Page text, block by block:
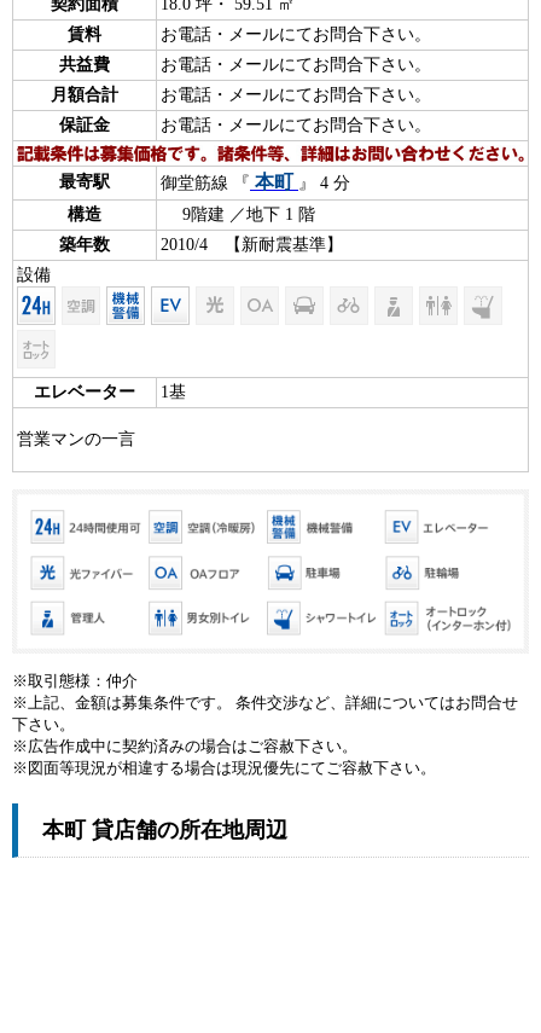
契約面積
18.0 坪・ 59.51 ㎡
賃料
お電話・メールにてお問合下さい。
共益費
お電話・メールにてお問合下さい。
月額合計
お電話・メールにてお問合下さい。
保証金
お電話・メールにてお問合下さい。
最寄駅 御堂筋線 『 本町 』 4 分
構造
9階建 ／地下 1 階
築年数
2010/4 【新耐震基準】
設備
エレベーター 1基
営業マンの一言
※取引態様：仲介
※上記、金額は募集条件です。 条件交渉など、詳細についてはお問合せ
下さい。
※広告作成中に契約済みの場合はご容赦下さい。
※図面等現況が相違する場合は現況優先にてご容赦下さい。
本町 貸店舗の所在地周辺